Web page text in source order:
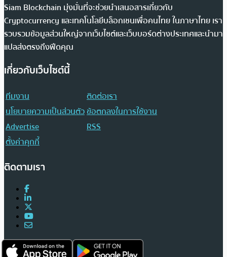
Siam Blockchain มุ่งมั่นที่จะช่วยนำเสนอสารเกี่ยวกับ
Cryptocurrency และเทคโนโลยีบล็อกเชนเพื่อคนไทย ในภาษาไทย เรา
รวบรวมข้อมูลส่วนใหญ่จากเว็บไซต์และเว็บบอร์ดต่างประเทศและนำมา
แปลส่งตรงถึงฟีดคุณ
เกี่ยวกับเว็บไซต์นี้
ทีมงาน
ติดต่อเรา
นโยบายความเป็นส่วนตัวข้อตกลงในการใช้งาน
Advertise
RSS
ตั้งค่าคุกกี้
ติดตามเรา